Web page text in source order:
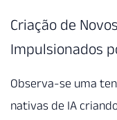
Criação de
Impulsionados
Observa-se uma
nativas de IA